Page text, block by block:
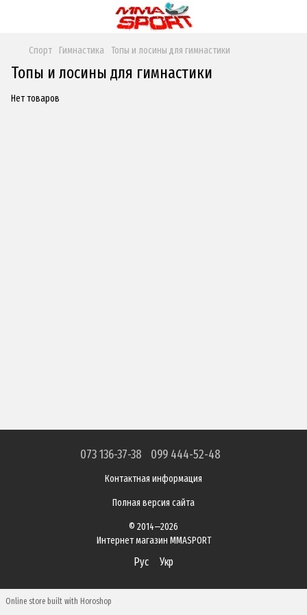
Спорт Гимнастика Топы и лосины для гимнастики
Топы и лосины для гимнастики
Нет товаров
073 136-37-38 099 444-52-48
Контактная информация
Полная версия сайта
© 2014—2026
Интернет магазин MMASPORT
Рус Укр
Online store built with Horoshop